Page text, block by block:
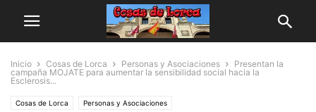
Inicio Cosas de Lorca Personas y Asociaciones
Presentan la
campaña MOJATE para aumentar la sensibilidad social hacia la
Esclerosis...
Cosas de Lorca Personas y Asociaciones